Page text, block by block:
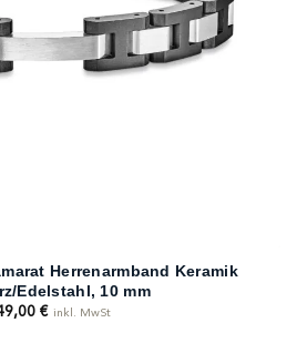
Herrenarmband Keramik
Edelstahl, 10 mm
€ inkl. MwSt